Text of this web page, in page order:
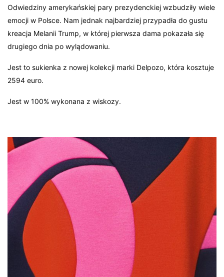
Odwiedziny amerykańskiej pary prezydenckiej wzbudziły wiele
emocji w Polsce. Nam jednak najbardziej przypadła do gustu
kreacja Melanii Trump, w której pierwsza dama pokazała się
drugiego dnia po wylądowaniu.
Jest to sukienka z nowej kolekcji marki Delpozo, która kosztuje
2594 euro.
Jest w 100% wykonana z wiskozy.